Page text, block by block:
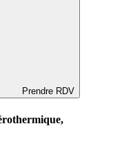
Prendre RDV